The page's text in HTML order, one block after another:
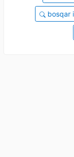
bosqar